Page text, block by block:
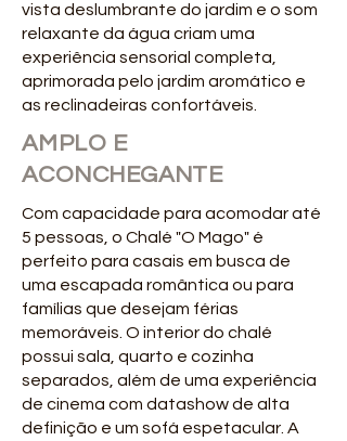
vista deslumbrante do jardim e o som
relaxante da água criam uma
experiência sensorial completa,
aprimorada pelo jardim aromático e
as reclinadeiras confortáveis.
AMPLO E
ACONCHEGANTE
Com capacidade para acomodar até
5 pessoas, o Chalé "O Mago" é
perfeito para casais em busca de
uma escapada romântica ou para
famílias que desejam férias
memoráveis. O interior do chalé
possui sala, quarto e cozinha
separados, além de uma experiência
de cinema com datashow de alta
definição e um sofá espetacular. A